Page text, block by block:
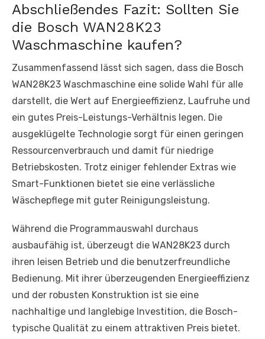
Abschließendes Fazit: Sollten Sie
die Bosch WAN28K23
Waschmaschine kaufen?
Zusammenfassend lässt sich sagen, dass die Bosch
WAN28K23 Waschmaschine eine solide Wahl für alle
darstellt, die Wert auf Energieeffizienz, Laufruhe und
ein gutes Preis-Leistungs-Verhältnis legen. Die
ausgeklügelte Technologie sorgt für einen geringen
Ressourcenverbrauch und damit für niedrige
Betriebskosten. Trotz einiger fehlender Extras wie
Smart-Funktionen bietet sie eine verlässliche
Wäschepflege mit guter Reinigungsleistung.
Während die Programmauswahl durchaus
ausbaufähig ist, überzeugt die WAN28K23 durch
ihren leisen Betrieb und die benutzerfreundliche
Bedienung. Mit ihrer überzeugenden Energieeffizienz
und der robusten Konstruktion ist sie eine
nachhaltige und langlebige Investition, die Bosch-
typische Qualität zu einem attraktiven Preis bietet.